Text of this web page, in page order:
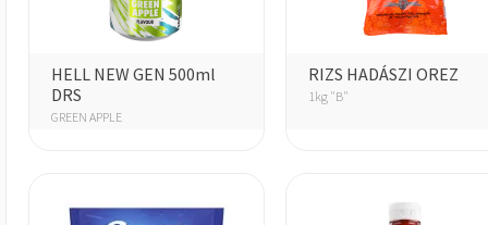
HELL NEW GEN 500ml
DRS
GREEN APPLE
RIZS HADÁSZI OREZ
1kg "B"